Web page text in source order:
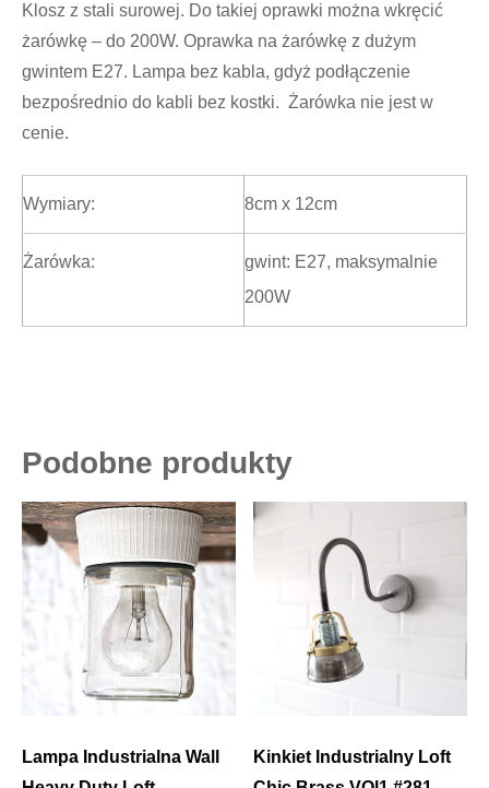
Klosz z stali surowej. Do takiej oprawki można wkręcić
żarówkę – do 200W. Oprawka na żarówkę z dużym
gwintem E27. Lampa bez kabla, gdyż podłączenie
bezpośrednio do kabli bez kostki. Żarówka nie jest w
cenie.
Wymiary: 8cm x 12cm
Żarówka:
gwint: E27, maksymalnie
200W
Podobne produkty
Lampa Industrialna Wall
Kinkiet Industrialny Loft